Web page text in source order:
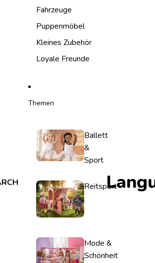
Fahrzeuge
Puppenmöbel
Kleines Zubehör
Loyale Freunde
Themen
Ballett
&
Sport
Reitsport
Mode &
Schönheit